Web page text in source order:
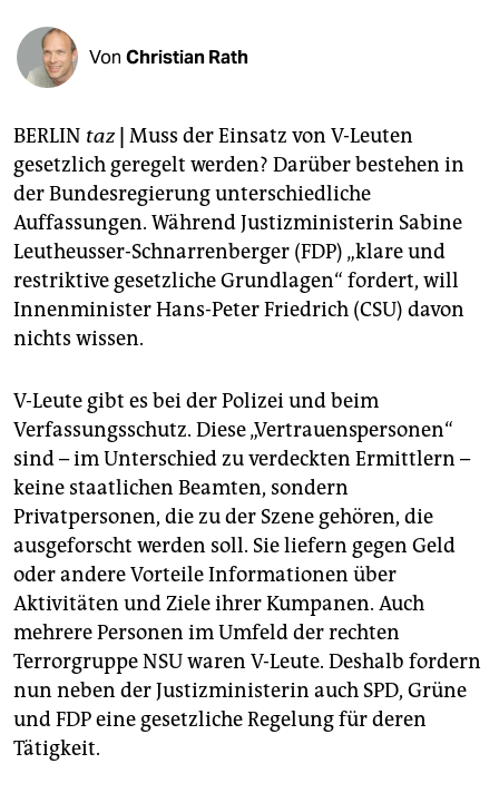
fragen & hilfe
unterstützen
genossenschaft
epaper login
Von Christian Rath
BERLIN taz Muss der Einsatz von V-Leuten
gesetzlich geregelt werden? Darüber bestehen in
der Bundesregierung unterschiedliche
Auffassungen. Während Justizministerin Sabine
Leutheusser-Schnarrenberger (FDP) „klare und
restriktive gesetzliche Grundlagen“ fordert, will
Innenminister Hans-Peter Friedrich (CSU) davon
nichts wissen.
V-Leute gibt es bei der Polizei und beim
Verfassungsschutz. Diese „Vertrauenspersonen“
sind – im Unterschied zu verdeckten Ermittlern –
keine staatlichen Beamten, sondern
Privatpersonen, die zu der Szene gehören, die
ausgeforscht werden soll. Sie liefern gegen Geld
oder andere Vorteile Informationen über
Aktivitäten und Ziele ihrer Kumpanen. Auch
mehrere Personen im Umfeld der rechten
Terrorgruppe NSU waren V-Leute. Deshalb fordern
nun neben der Justizministerin auch SPD, Grüne
und FDP eine gesetzliche Regelung für deren
Tätigkeit.